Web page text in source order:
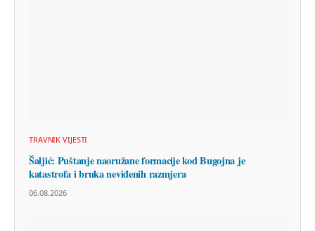
TRAVNIK VIJESTI
Šaljić: Puštanje naoružane formacije kod Bugojna je
katastrofa i bruka neviđenih razmjera
06.08.2026